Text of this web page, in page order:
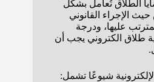
الطلاق تُعامل بشكل
الإجراء القانوني
عليها، ودرجة
طلاق الكتروني يجب أن
شيوعًا تشمل: